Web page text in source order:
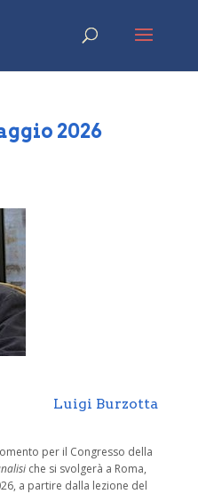
2026
Luigi Burzotta
per il Congresso della
che si svolgerà a Roma,
a partire dalla lezione del